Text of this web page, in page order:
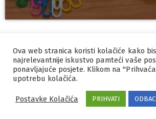
IZRADA I HOSTINGORBIS
MARKETING
PRAVILA PRIVATNOSTI
Ova web stranica koristi kolačiće kako
najrelevantnije iskustvo pamteći vaše
ponavljajuće posjete. Klikom na
upotrebu kolačića.
Postavke Kolačića PRIHVATI